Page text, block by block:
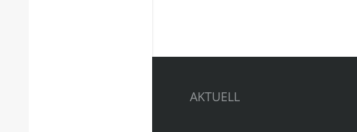
AKTUELL